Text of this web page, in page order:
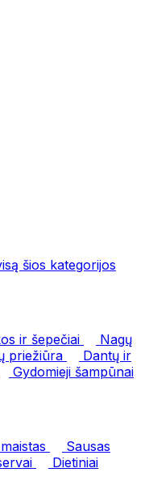
šios kategorijos
ir šepečiai
Nagų
priežiūra
Dantų ir
Gydomieji šampūnai
Sausas
Dietiniai